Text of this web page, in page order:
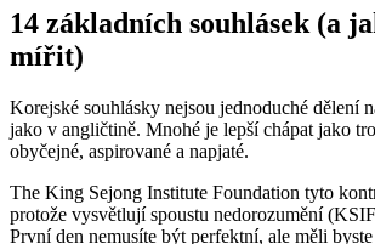
14 základních souhlásek (a
mířit)
Korejské souhlásky nejsou jednoduché dělení
jako v angličtině. Mnohé je lepší chápat jako
obyčejné, aspirované a napjaté.
The King Sejong Institute Foundation tyto
protože vysvětlují spoustu nedorozumění
První den nemusíte být perfektní, ale měli